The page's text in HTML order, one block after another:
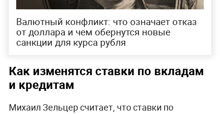
Валютный конфликт: что означает отказ
от доллара и чем обернутся новые
санкции для курса рубля
Как изменятся ставки по вкладам
и кредитам
Михаил Зельцер считает, что ставки по